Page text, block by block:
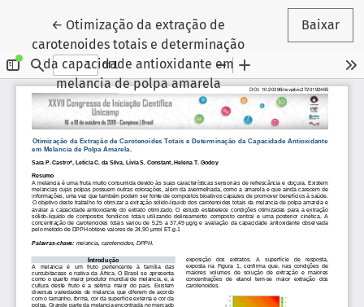
← Voltar aos Detalhes do Artigo
Otimização da extração de
carotenoides totais e determinação
da capacidade antioxidante em
melancia de polpa amarela
Baixar